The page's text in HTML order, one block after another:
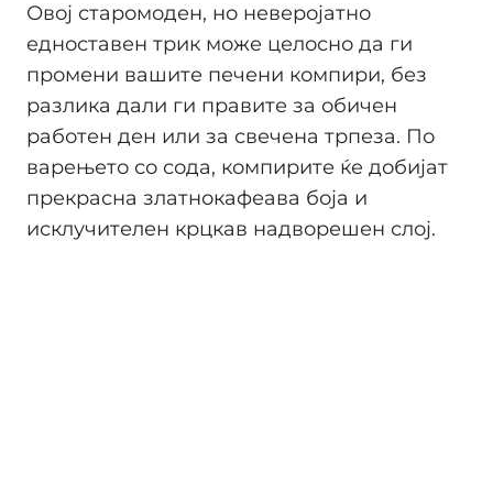
Овој старомоден, но неверојатно
едноставен трик може целосно да ги
промени вашите печени компири, без
разлика дали ги правите за обичен
работен ден или за свечена трпеза. По
варењето со сода, компирите ќе добијат
прекрасна златнокафеава боја и
исклучителен крцкав надворешен слој.